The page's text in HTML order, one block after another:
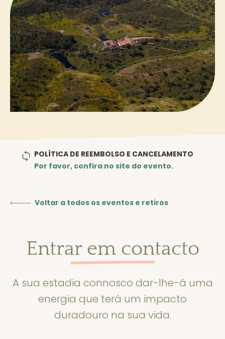
OUT
POLÍTICA DE REEMBOLSO E CANCELAMENTO
Por favor, confira no site do evento.
Voltar a todos os eventos e retiros
Entrar em contacto
A sua estadia connosco dar-lhe-á uma
energia que terá um impacto
duradouro na sua vida.